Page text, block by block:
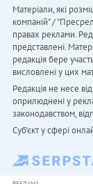
Матеріали, які
компаній" /
правах реклами.
представлені.
редакція бере
висловлені у цих
Редакція не несе
оприлюднені у
законодавством,
Cуб'єкт у сфері